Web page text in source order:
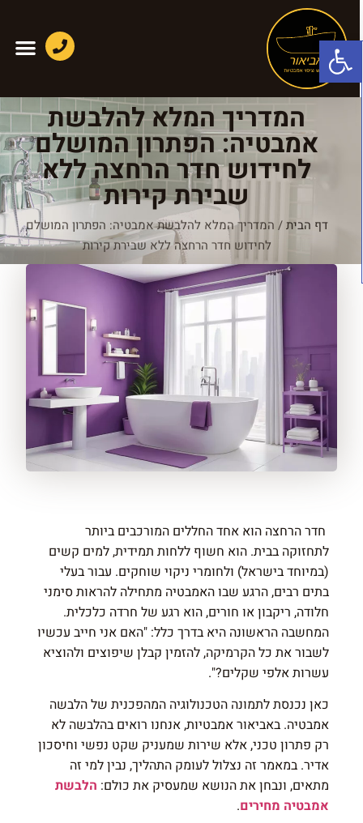
פתח סרגל נגישות
המדריך המלא להלבשת
אמבטיה: הפתרון המושלם
לחידוש חדר הרחצה ללא
שבירת קירות
דף הבית/ המדריך המלא להלבשת אמבטיה: הפתרון המושלם
לחידוש חדר הרחצה ללא שבירת קירות
חדר הרחצה הוא אחד החללים המורכבים ביותר
לתחזוקה בבית. הוא חשוף ללחות תמידית, למים קשים
(במיוחד בישראל) ולחומרי ניקוי שוחקים. עבור בעלי
בתים רבים, הרגע שבו האמבטיה מתחילה להראות סימני
חלודה, ריקבון או חורים, הוא רגע של חרדה כלכלית.
המחשבה הראשונה היא בדרך כלל: "האם אני חייב עכשיו
לשבור את כל הקרמיקה, להזמין קבלן שיפוצים ולהוציא
עשרות אלפי שקלים?".
כאן נכנסת לתמונה הטכנולוגיה המהפכנית של הלבשה
אמבטיה. באביאור אמבטיות, אנחנו רואים בהלבשה לא
רק פתרון טכני, אלא שירות שמעניק שקט נפשי וחיסכון
אדיר. במאמר זה נצלול לעומק התהליך, נבין למי זה
מתאים, ונבחן את הנושא שמעסיק את כולם: הלבשת
אמבטיה מחירים.